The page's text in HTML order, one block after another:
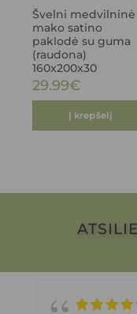
Švelni medvilninė
mako satino
paklodė su guma
(raudona)
160x200x30
29.99€
Į krepšelį